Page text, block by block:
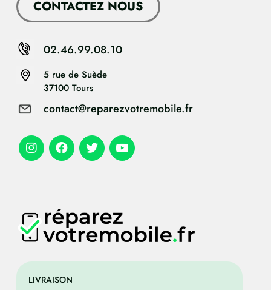
LIVRAISON
CONTACTEZ NOUS
5 rue de Suède
37100 Tours
contact@reparezvotremobile.fr
02.46.99.08.10